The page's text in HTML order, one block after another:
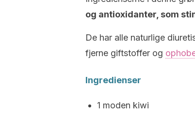
og antioxidanter, som
De har alle naturlige
fjerne giftstoffer og
Ingredienser
1 moden kiwi